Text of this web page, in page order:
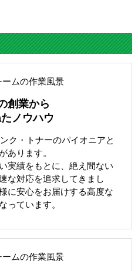
創業から
ノウハウ
ク・トナーのパイオニアと
あります。
実績をもとに、絶え間ない
な対応を追求してきまし
に安心をお届けする高度な
っています。